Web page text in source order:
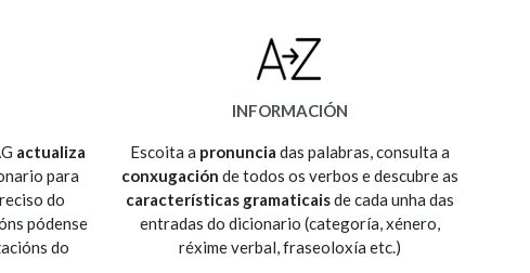
Pertence a
actualiza
para
do
pódense
do
INFORMACIÓN
Escoita a pronuncia das palabras, consulta a
conxugación de todos os verbos e descubre as
características gramaticaisde cada unha das
entradas do dicionario (categoría, xénero,
réxime verbal, fraseoloxía etc.)